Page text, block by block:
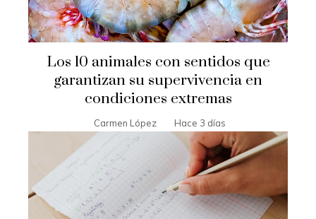
Los 10 animales con sentidos que
garantizan su supervivencia en
condiciones extremas
Carmen López Hace 3 días